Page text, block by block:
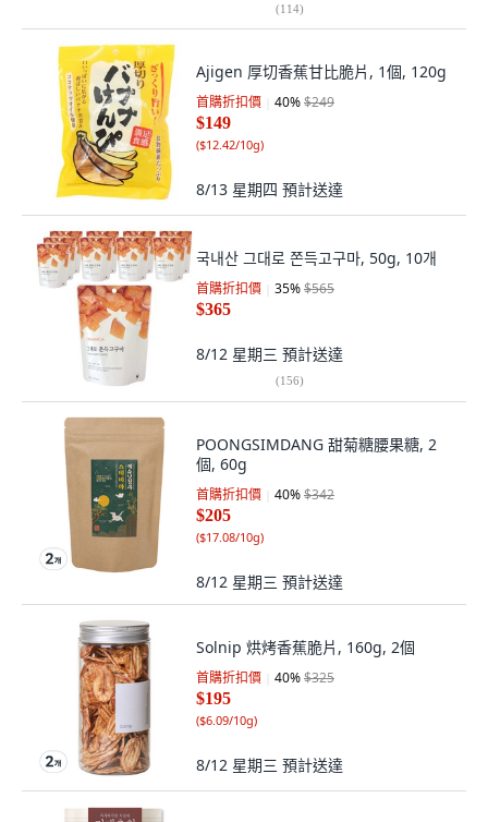
(114)
Ajigen 厚切香蕉甘比脆片, 1個, 120g
首購折扣價 40%$249
$149
($12.42/10g)
8/13 星期四 預計送達
국내산 그대로 쫀득고구마, 50g, 10개
首購折扣價 35%$565
$365
8/12 星期三 預計送達
(156)
POONGSIMDANG 甜菊糖腰果糖, 2
個, 60g
首購折扣價 40%$342
$205
($17.08/10g)
8/12 星期三 預計送達
Solnip 烘烤香蕉脆片, 160g, 2個
首購折扣價 40%$325
$195
($6.09/10g)
8/12 星期三 預計送達